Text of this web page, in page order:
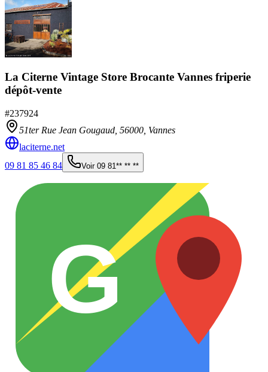
La Citerne Vintage Store Brocante Vannes friperie
dépôt-vente
#237924
51ter Rue Jean Gougaud, 56000 Vannes
laciterne.net
09 81 85 46 84
Voir 09 81** ** **
G